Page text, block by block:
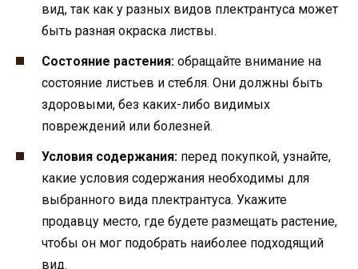
вид, так как у разных видов плектрантуса может
быть разная окраска листвы.
Состояние растения: обращайте внимание на
состояние листьев и стебля. Они должны быть
здоровыми, без каких-либо видимых
повреждений или болезней.
Условия содержания: перед покупкой, узнайте,
какие условия содержания необходимы для
выбранного вида плектрантуса. Укажите
продавцу место, где будете размещать растение,
чтобы он мог подобрать наиболее подходящий
вид.